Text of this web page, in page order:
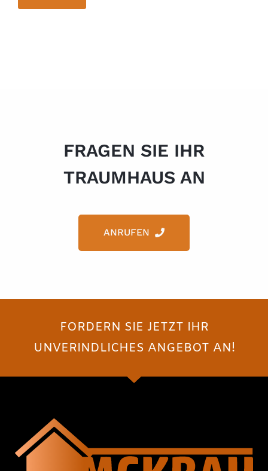
FRAGEN SIE IHR
TRAUMHAUS AN
ANRUFEN
FORDERN SIE JETZT IHR
UNVERINDLICHES ANGEBOT AN!